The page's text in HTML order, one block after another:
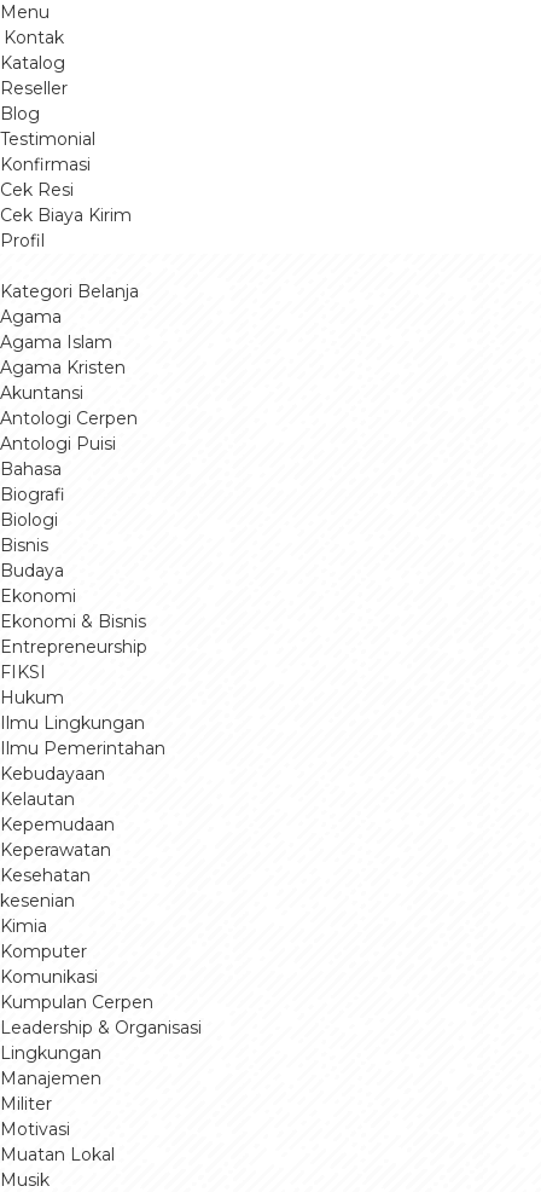
Menu
Kontak
Katalog
Reseller
Blog
Testimonial
Konfirmasi
Cek Resi
Cek Biaya Kirim
Profil
Kategori Belanja
Agama
Agama Islam
Agama Kristen
Akuntansi
Antologi Cerpen
Antologi Puisi
Bahasa
Biografi
Biologi
Bisnis
Budaya
Ekonomi
Ekonomi & Bisnis
Entrepreneurship
FIKSI
Hukum
Ilmu Lingkungan
Ilmu Pemerintahan
Kebudayaan
Kelautan
Kepemudaan
Keperawatan
Kesehatan
kesenian
Kimia
Komputer
Komunikasi
Kumpulan Cerpen
Leadership & Organisasi
Lingkungan
Manajemen
Militer
Motivasi
Muatan Lokal
Musik